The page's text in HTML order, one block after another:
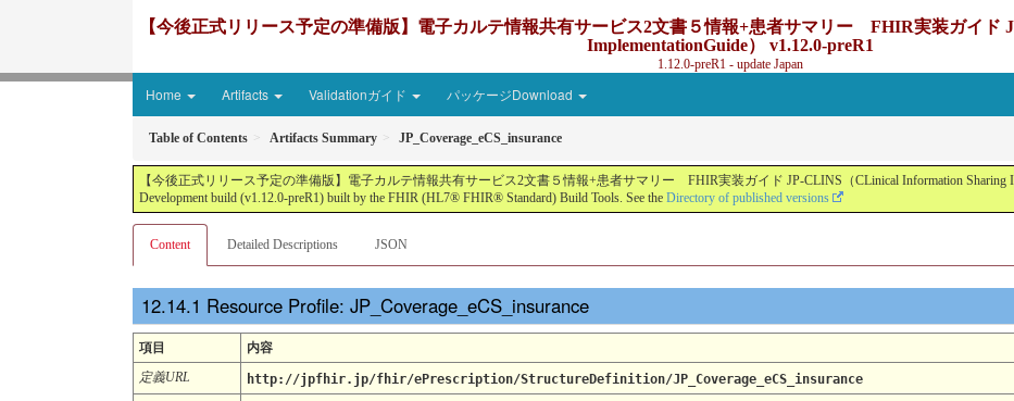
【今後正式リリース予定の準備版】電子カルテ情報共有サービス2文書５情報+患者サマリー FHIR実装ガイド
ImplementationGuide） v1.12.0-preR1
1.12.0-preR1 - update Japan
Home Artifacts Validationガイド パッケージDownload
Table of Contents Artifacts Summary JP_Coverage_eCS_insurance
【今後正式リリース予定の準備版】電子カルテ情報共有サービス2文書５情報+患者サマリー FHIR実装ガイド JP-CLINS（CLinical Information Sharing
Development build (v1.12.0-preR1) built by the FHIR (HL7® FHIR® Standard) Build Tools. See the Directory of published versions
Content Detailed Descriptions JSON
Resource Profile: JP_Coverage_eCS_insurance
項目
内容
定義URL
http://jpfhir.jp/fhir/ePrescription/StructureDefinition/JP_Coverage_eCS_insurance